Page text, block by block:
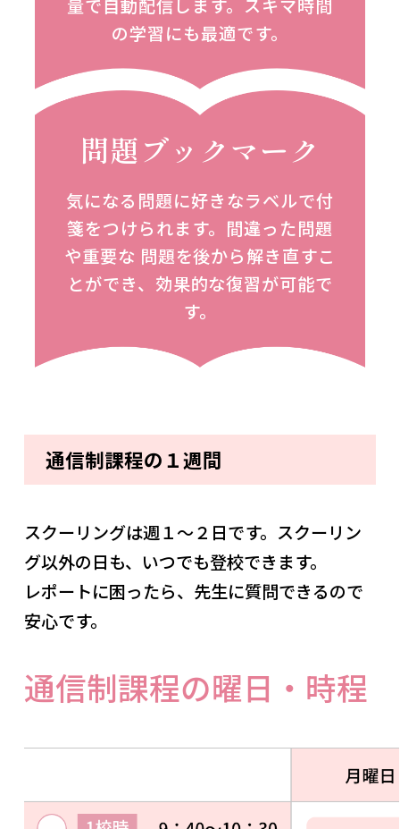
量で自動配信します。スキマ時間
の学習にも最適です。
問題ブックマーク
気になる問題に好きなラベルで付
箋をつけられます。間違った問題
や重要な 問題を後から解き直すこ
とができ、 効果的な復習が可能で
す。
通信制課程の１週間
スクーリングは週１～２日です。スクーリン
グ以外の日も、いつでも登校できます。
レポートに困ったら、先生に質問できるので
安心です。
通信制課程の曜日・時程